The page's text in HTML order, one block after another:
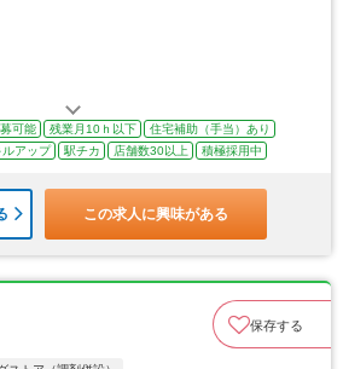
可能 残業月10ｈ以下
住宅補助（手当）あり
ルアップ 駅チカ 店舗数30以上 積極採用中
この求人に興味がある
保存する